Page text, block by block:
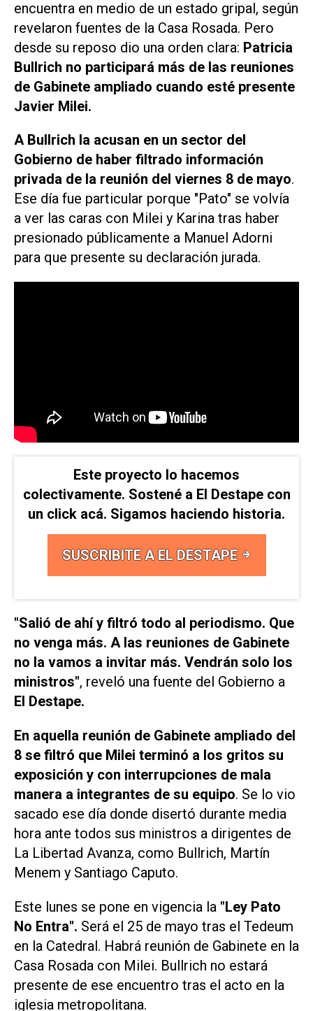
encuentra en medio de un estado gripal, según
revelaron fuentes de la Casa Rosada. Pero
desde su reposo dio una orden clara: Patricia
Bullrich no participará más de las reuniones
de Gabinete ampliado cuando esté presente
Javier Milei.
A Bullrich la acusan en un sector del
Gobierno de haber filtrado información
privada de la reunión del viernes 8 de mayo.
Ese día fue particular porque "Pato" se volvía
a ver las caras con Milei y Karina tras haber
presionado públicamente a Manuel Adorni
para que presente su declaración jurada.
Este proyecto lo hacemos
colectivamente. Sostené a El Destape con
un click acá. Sigamos haciendo historia.
SUSCRIBITE A EL DESTAPE
"Salió de ahí y filtró todo al periodismo. Que
no venga más. A las reuniones de Gabinete
no la vamos a invitar más. Vendrán solo los
ministros", reveló una fuente del Gobierno a
El Destape.
En aquella reunión de Gabinete ampliado del
8 se filtró que Milei terminó a los gritos su
exposición y con interrupciones de mala
manera a integrantes de su equipo. Se lo vio
sacado ese día donde disertó durante media
hora ante todos sus ministros a dirigentes de
La Libertad Avanza, como Bullrich, Martín
Menem y Santiago Caputo.
Este lunes se pone en vigencia la "Ley Pato
No Entra". Será el 25 de mayo tras el Tedeum
en la Catedral. Habrá reunión de Gabinete en la
Casa Rosada con Milei. Bullrich no estará
presente de ese encuentro tras el acto en la
iglesia metropolitana.